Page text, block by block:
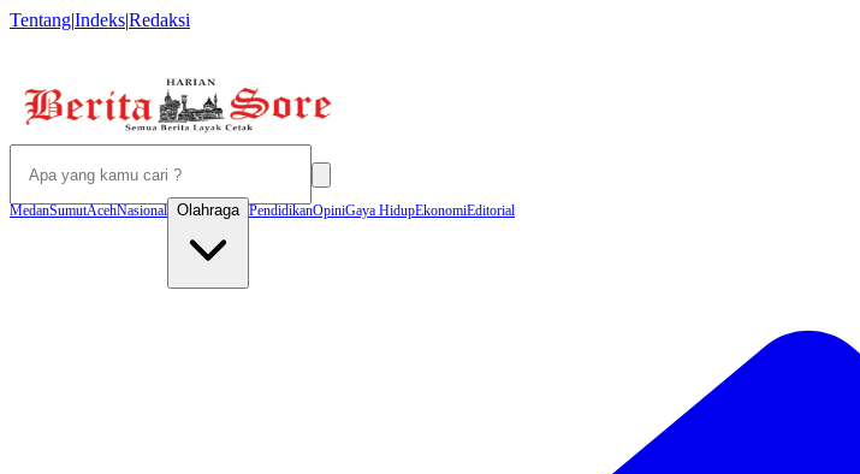
Tentang|Indeks|Redaksi
MedanSumutAcehNasional Olahraga PendidikanOpiniGaya HidupEkonomiEditorial